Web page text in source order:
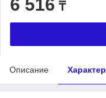
6 516 ₸
Описание